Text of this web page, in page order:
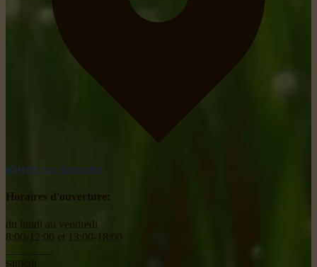
obtenir un itinéraire
Horaires d'ouverture:
du lundi au vendredi
8:00-12:00 et 13:00-18:00
samedi